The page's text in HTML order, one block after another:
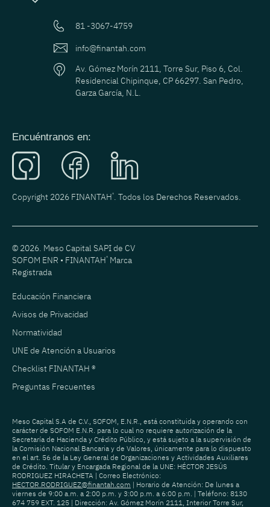
81 -3067-4759
info@finantah.com
Av. Gómez Morín 2111, Torre Sur, Piso 6, Col.
Residencial Chipinque, CP 66297. San Pedro,
Garza García, N.L.
Encuéntranos en:
Copyright 2026 FINANTAH®. Todos los Derechos Reservados.
© 2026. Meso Capital SAPI de CV
SOFOM ENR • FINANTAH® Marca
Registrada
Educación Financiera
Avisos de Privacidad
Normatividad
UNE de Atención a Usuarios
Checklist FINANTAH ®
Preguntas Frecuentes
Meso Capital S.A de C.V., SOFOM, E.N.R., está constituida y operando con
carácter de SOFOM E.N.R. para lo cual no requiere autorización de la
Secretaría de Hacienda y Crédito Público, y está sujeto a la supervisión de
la Comisión Nacional Bancaria y de Valores, únicamente para lo dispuesto
en el art. 56 de la Ley General de Organizaciones y Actividades Auxiliares
de Crédito. Titular y Encargada Regional de la UNE: HÉCTOR JESÚS
RODRIGUEZ HIRACHETA | Correo Electrónico:
HECTOR.RODRIGUEZ@finantah.com | Horario de Atención: De lunes a
viernes de 9:00 a.m. a 2:00 p.m. y 3:00 p.m. a 6:00 p.m. | Teléfono: 8130
674 759 EXT. 125 | Dirección: Av. Gómez Morín 2111, Interior Torre Sur,